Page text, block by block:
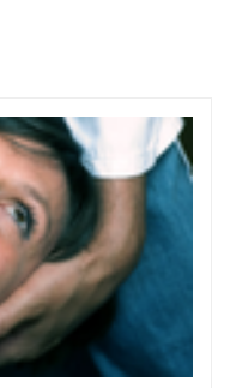
viscéral ou
actifs ou
ou chroniques,
ostéopathique
des sphères
qualité de la
rationnelle.
par le ministère de la